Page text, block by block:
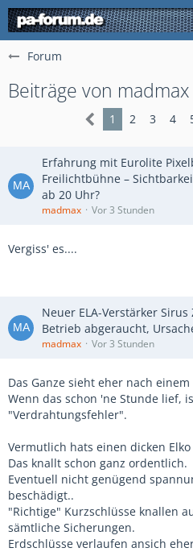
Forum
Beiträge von madmax
1 2 3 4
Erfahrung mit Eurolite
Freilichtbühne –
ab 20 Uhr?
madmax Vor 3 Stunden
Vergiss' es....
Neuer ELA-Verstärker
Betrieb abgeraucht,
madmax Vor 3 Stunden
Das Ganze sieht eher nach
Wenn das schon 'ne Stunde lief,
"Verdrahtungsfehler".
Vermutlich hats einen dicken
Das knallt schon ganz ordentlich.
Eventuell nicht genügend
beschädigt..
"Richtige" Kurzschlüsse knallen
sämtliche Sicherungen.
Erdschlüsse verlaufen ansich